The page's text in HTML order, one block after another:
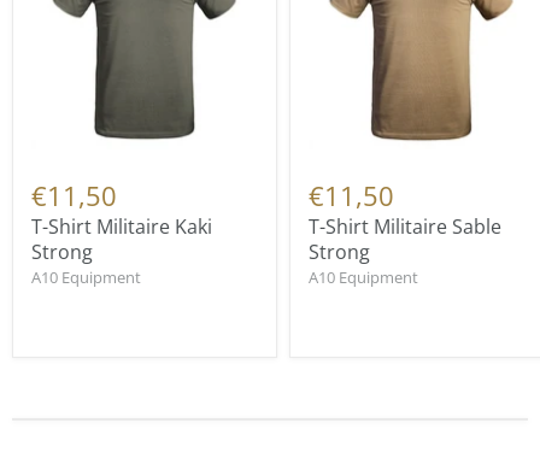
€11,50
T-Shirt Militaire Kaki
Strong
A10 Equipment
€11,50
T-Shirt Militaire Sable
Strong
A10 Equipment